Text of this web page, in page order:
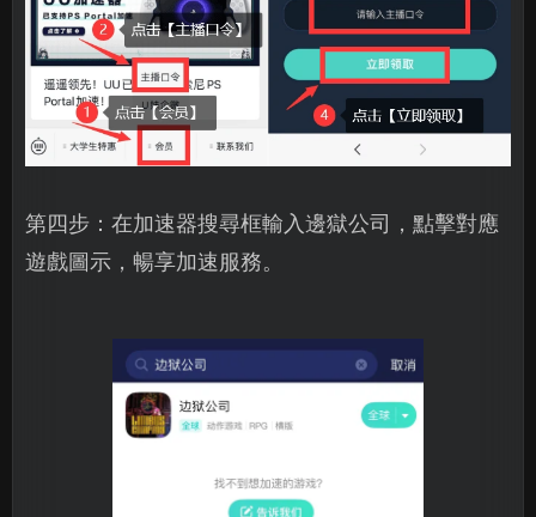
第四步：在加速器搜尋框輸入邊獄公司，點擊對應
遊戲圖示，暢享加速服務。